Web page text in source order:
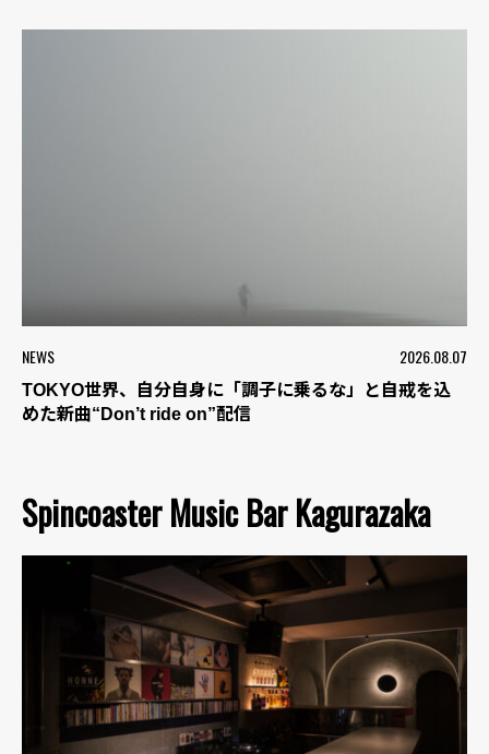
NEWS 2026.08.07
TOKYO世界、自分自身に「調子に乗るな」と自戒を込
めた新曲“Don’t ride on”配信
Spincoaster Music Bar Kagurazaka